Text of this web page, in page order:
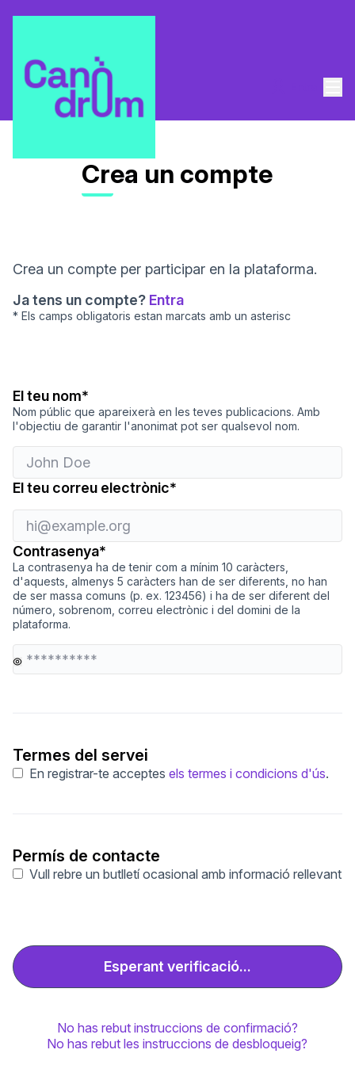
Crea un compte
Crea un compte per participar en la plataforma.
Ja tens un compte? Entra
* Els camps obligatoris estan marcats amb un asterisc
El teu nom*
Nom públic que apareixerà en les teves publicacions. Amb
l'objectiu de garantir l'anonimat pot ser qualsevol nom.
El teu correu electrònic*
hi@example.org
Contrasenya*
La contrasenya ha de tenir com a mínim 10 caràcters,
d'aquests, almenys 5 caràcters han de ser diferents, no han
de ser massa comuns (p. ex. 123456) i ha de ser diferent del
número, sobrenom, correu electrònic i del domini de la
plataforma.
Termes del servei
Obligatori
En registrar-te acceptes els termes i condicions d'ús.
Permís de contacte
Vull rebre un butlletí ocasional amb informació rellevant
Esperant verificació...
No has rebut instruccions de confirmació?
No has rebut les instruccions de desbloqueig?